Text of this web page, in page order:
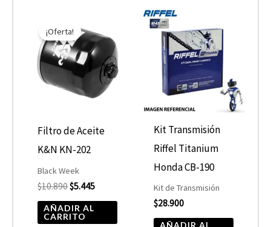
¡Oferta!
Filtro de Aceite
K&N KN-202
Black Week
$10.890
precio
original
era:
$10.890.
$5.445
actual
es:
$5.445.
AÑADIR AL
CARRITO
Kit Transmisión
Riffel Titanium
Honda CB-190
Kit de Transmisión
$28.900
AÑADIR AL